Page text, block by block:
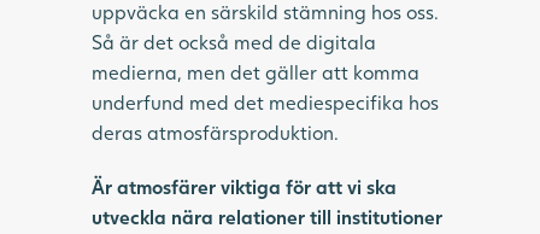
uppväcka en särskild stämning hos oss.
Så är det också med de digitala
medierna, men det gäller att komma
underfund med det mediespecifika hos
deras atmosfärsproduktion.
Är atmosfärer viktiga för att vi ska
utveckla nära relationer till institutioner